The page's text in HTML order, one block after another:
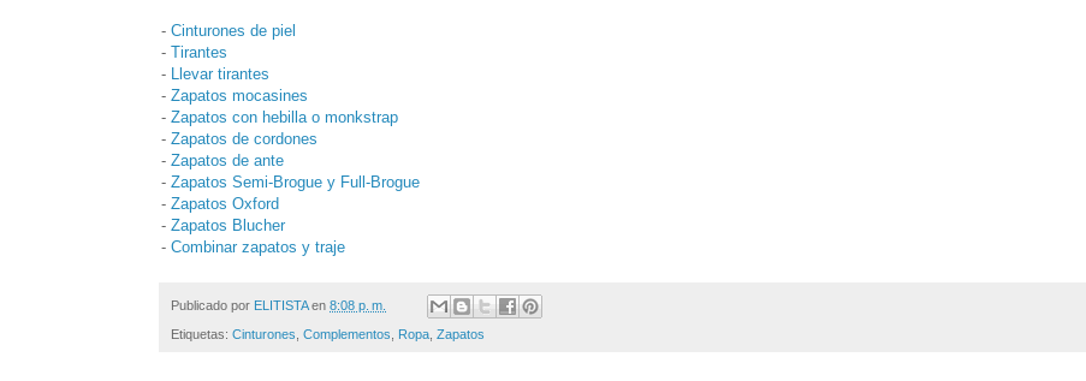
- Cinturones de piel
- Tirantes
- Llevar tirantes
- Zapatos mocasines
- Zapatos con hebilla o monkstrap
- Zapatos de cordones
- Zapatos de ante
- Zapatos Semi-Brogue y Full-Brogue
- Zapatos Oxford
- Zapatos Blucher
- Combinar zapatos y traje
Publicado por ELITISTA en 8:08 p. m.
Etiquetas: Cinturones Complementos Ropa Zapatos